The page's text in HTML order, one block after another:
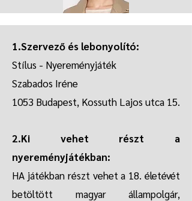
1.Szervező és lebonyolító:
Stílus - Nyereményjáték
Szabados Iréne
1053 Budapest, Kossuth Lajos utca 15.
2.Ki vehet részt a
nyereményjátékban:
HA játékban részt vehet a 18. életévét
betöltött magyar állampolgár,